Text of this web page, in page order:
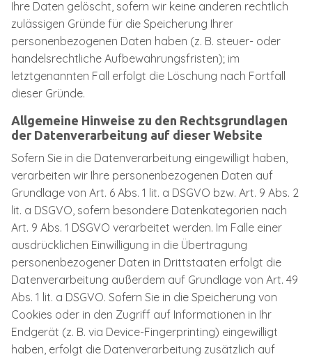
Ihre Daten gelöscht, sofern wir keine anderen rechtlich
zulässigen Gründe für die Speicherung Ihrer
personenbezogenen Daten haben (z. B. steuer- oder
handelsrechtliche Aufbewahrungsfristen); im
letztgenannten Fall erfolgt die Löschung nach Fortfall
dieser Gründe.
Allgemeine Hinweise zu den Rechtsgrundlagen
der Datenverarbeitung auf dieser Website
Sofern Sie in die Datenverarbeitung eingewilligt haben,
verarbeiten wir Ihre personenbezogenen Daten auf
Grundlage von Art. 6 Abs. 1 lit. a DSGVO bzw. Art. 9 Abs. 2
lit. a DSGVO, sofern besondere Datenkategorien nach
Art. 9 Abs. 1 DSGVO verarbeitet werden. Im Falle einer
ausdrücklichen Einwilligung in die Übertragung
personenbezogener Daten in Drittstaaten erfolgt die
Datenverarbeitung außerdem auf Grundlage von Art. 49
Abs. 1 lit. a DSGVO. Sofern Sie in die Speicherung von
Cookies oder in den Zugriff auf Informationen in Ihr
Endgerät (z. B. via Device-Fingerprinting) eingewilligt
haben, erfolgt die Datenverarbeitung zusätzlich auf